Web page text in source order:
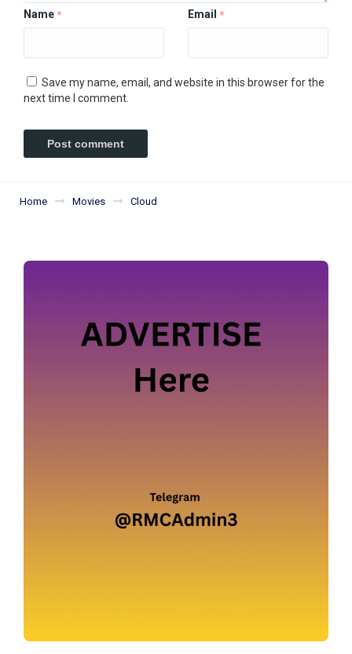
Name * Email *
Save my name, email, and website in this browser for the
next time I comment.
Home Movies Cloud